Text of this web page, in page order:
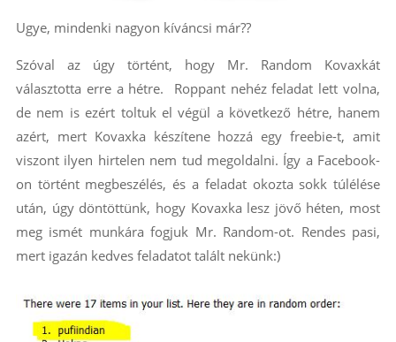
Ugye, mindenki nagyon kíváncsi már??
Szóval az úgy történt, hogy Mr. Random Kovaxkát
választotta erre a hétre. Roppant nehéz feladat lett volna,
de nem is ezért toltuk el végül a következő hétre, hanem
azért, mert Kovaxka készítene hozzá egy freebie-t, amit
viszont ilyen hirtelen nem tud megoldalni. Így a Facebook-
on történt megbeszélés, és a feladat okozta sokk túlélése
után, úgy döntöttünk, hogy Kovaxka lesz jövő héten, most
meg ismét munkára fogjuk Mr. Random-ot. Rendes pasi,
mert igazán kedves feladatot talált nekünk:)